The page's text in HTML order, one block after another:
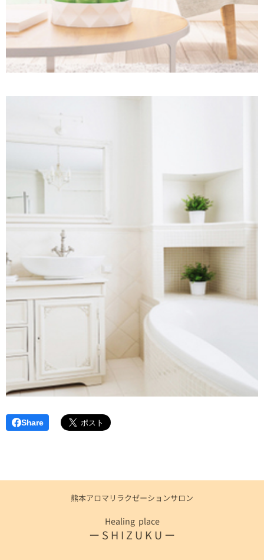
Share
熊本アロマリラクゼーションサロン
Healing place
ー S H I Z U K U ー